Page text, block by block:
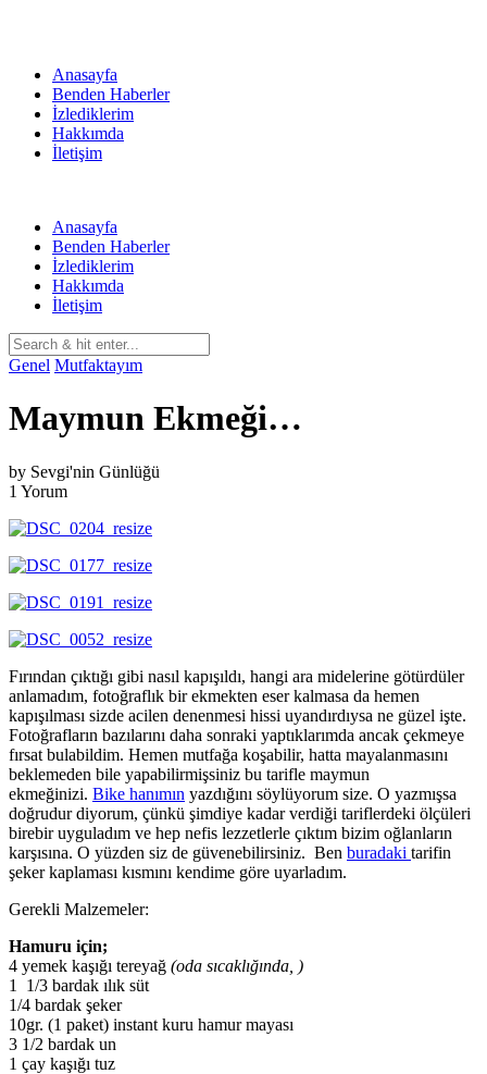
Anasayfa
Benden Haberler
İzlediklerim
Hakkımda
İletişim
Anasayfa
Benden Haberler
İzlediklerim
Hakkımda
İletişim
Genel Mutfaktayım
Maymun Ekmeği…
by Sevgi'nin Günlüğü
1 Yorum
Fırından çıktığı gibi nasıl kapışıldı, hangi ara midelerine götürdüler
anlamadım, fotoğraflık bir ekmekten eser kalmasa da hemen
kapışılması sizde acilen denenmesi hissi uyandırdıysa ne güzel işte.
Fotoğrafların bazılarını daha sonraki yaptıklarımda ancak çekmeye
fırsat bulabildim. Hemen mutfağa koşabilir, hatta mayalanmasını
beklemeden bile yapabilirmişsiniz bu tarifle maymun
ekmeğinizi. Bike hanımın yazdığını söylüyorum size. O yazmışsa
doğrudur diyorum, çünkü şimdiye kadar verdiği tariflerdeki ölçüleri
birebir uyguladım ve hep nefis lezzetlerle çıktım bizim oğlanların
karşısına. O yüzden siz de güvenebilirsiniz. Ben buradaki tarifin
şeker kaplaması kısmını kendime göre uyarladım.
Gerekli Malzemeler:
Hamuru için;
4 yemek kaşığı tereyağ (oda sıcaklığında, )
1 1/3 bardak ılık süt
1/4 bardak şeker
10gr. (1 paket) instant kuru hamur mayası
3 1/2 bardak un
1 çay kaşığı tuz